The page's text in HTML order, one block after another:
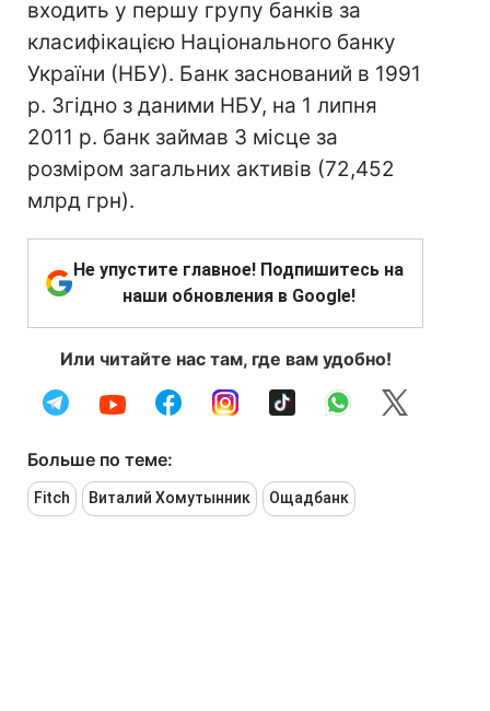
входить у першу групу банків за
класифікацією Національного банку
України (НБУ). Банк заснований в 1991
р. Згідно з даними НБУ, на 1 липня
2011 р. банк займав 3 місце за
розміром загальних активів (72,452
млрд грн).
Не упустите главное! Подпишитесь на
наши обновления в Google!
Или читайте нас там, где вам удобно!
Больше по теме:
Fitch Виталий Хомутынник Ощадбанк